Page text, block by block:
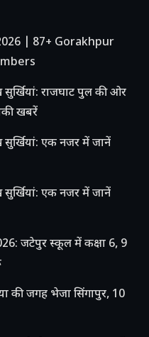
| 87+ Gorakhpur
राजघाट पुल की ओर
खबरें
एक नजर में जानें
एक नजर में जानें
जटेपुर स्कूल में कक्षा 6, 9
की जगह भेजा सिंगापुर, 10